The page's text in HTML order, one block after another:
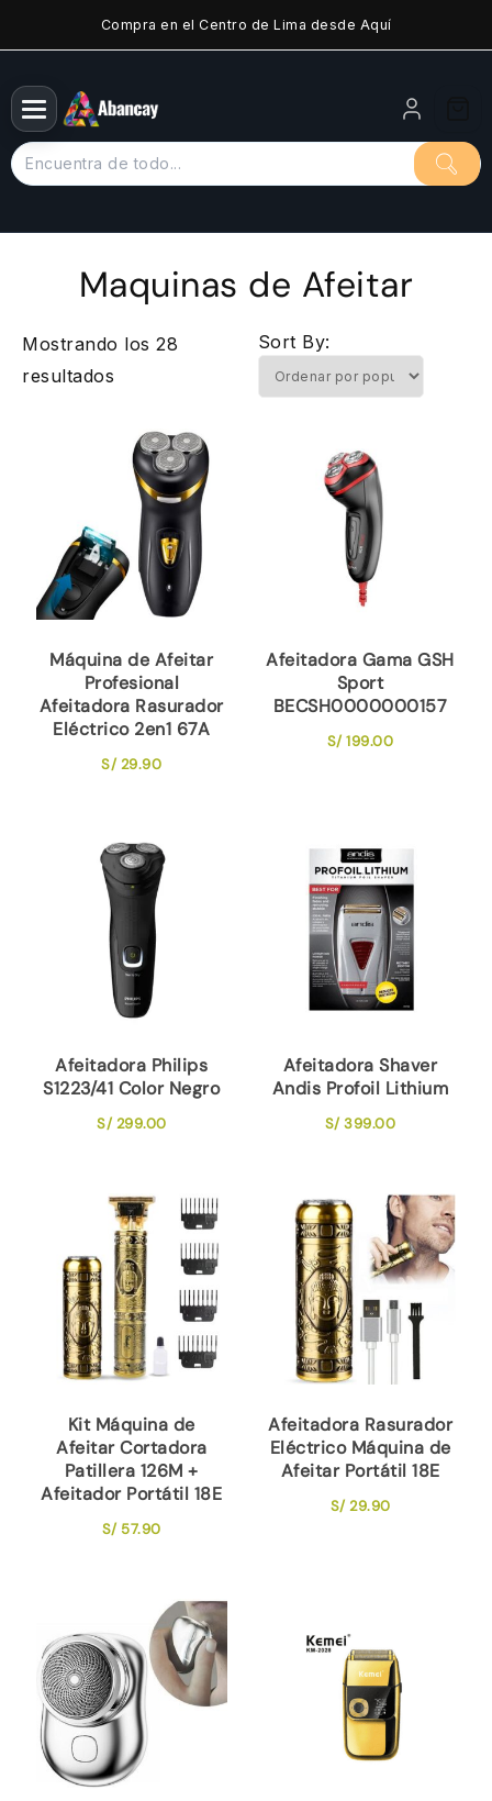
Compra en el Centro de Lima desde Aquí
Maquinas de Afeitar
Mostrando los 28
resultados
popularidad
Sort By:
Máquina de Afeitar
Profesional
Afeitadora Rasurador
Eléctrico 2en1 67A
S/29.90
Afeitadora Gama GSH
Sport
BECSH0000000157
S/199.00
Afeitadora Philips
S1223/41 Color Negro
S/299.00
Afeitadora Shaver
Andis Profoil Lithium
S/399.00
Kit Máquina de
Afeitar Cortadora
Patillera 126M +
Afeitador Portátil 18E
S/57.90
Afeitadora Rasurador
Eléctrico Máquina de
Afeitar Portátil 18E
S/29.90